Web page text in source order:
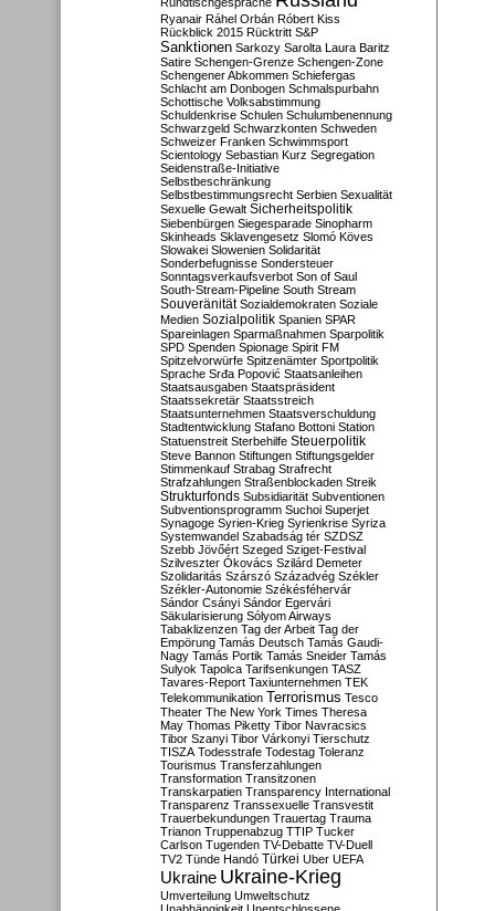
Ryanair Ráhel Orbán Róbert Kiss
Rückblick 2015 Rücktritt S&P
Sanktionen Sarkozy Sarolta Laura Baritz
Satire Schengen-Grenze Schengen-Zone
Schengener Abkommen Schiefergas
Schlacht am Donbogen Schmalspurbahn
Schottische Volksabstimmung
Schuldenkrise Schulen Schulumbenennung
Schwarzgeld Schwarzkonten Schweden
Schweizer Franken Schwimmsport
Scientology Sebastian Kurz Segregation
Seidenstraße-Initiative
Selbstbeschränkung
Selbstbestimmungsrecht Serbien Sexualität
Sexuelle Gewalt Sicherheitspolitik
Siebenbürgen Siegesparade Sinopharm
Skinheads Sklavengesetz Slomó Köves
Slowakei Slowenien Solidarität
Sonderbefugnisse Sondersteuer
Sonntagsverkaufsverbot Son of Saul
South-Stream-Pipeline South Stream
Souveränität Sozialdemokraten Soziale
Medien Sozialpolitik Spanien SPAR
Spareinlagen Sparmaßnahmen Sparpolitik
SPD Spenden Spionage Spirit FM
Spitzelvorwürfe Spitzenämter Sportpolitik
Sprache Srđa Popović Staatsanleihen
Staatsausgaben Staatspräsident
Staatssekretär Staatsstreich
Staatsunternehmen Staatsverschuldung
Stadtentwicklung Stafano Bottoni Station
Statuenstreit Sterbehilfe Steuerpolitik
Steve Bannon Stiftungen Stiftungsgelder
Stimmenkauf Strabag Strafrecht
Strafzahlungen Straßenblockaden Streik
Strukturfonds Subsidiarität Subventionen
Subventionsprogramm Suchoi Superjet
Synagoge Syrien-Krieg Syrienkrise Syriza
Systemwandel Szabadság tér SZDSZ
Szebb Jövőért Szeged Sziget-Festival
Szilveszter Ókovács Szilárd Demeter
Szolidaritás Szárszó Századvég Székler
Székler-Autonomie Székésféhervár
Sándor Csányi Sándor Egervári
Säkularisierung Sólyom Airways
Tabaklizenzen Tag der Arbeit Tag der
Empörung Tamás Deutsch Tamás Gaudi-
Nagy Tamás Portik Tamás Sneider Tamás
Sulyok Tapolca Tarifsenkungen TASZ
Tavares-Report Taxiunternehmen TEK
Telekommunikation Terrorismus Tesco
Theater The New York Times Theresa
May Thomas Piketty Tibor Navracsics
Tibor Szanyi Tibor Várkonyi Tierschutz
TISZA Todesstrafe Todestag Toleranz
Tourismus Transferzahlungen
Transformation Transitzonen
Transkarpatien Transparency International
Transparenz Transsexuelle Transvestit
Trauerbekundungen Trauertag Trauma
Trianon Truppenabzug TTIP Tucker
Carlson Tugenden TV-Debatte TV-Duell
TV2 Tünde Handó Türkei Uber UEFA
Ukraine Ukraine-Krieg
Umverteilung Umweltschutz